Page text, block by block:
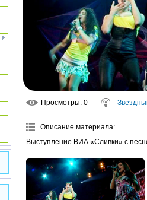
Просмотры: 0
Описание материала:
Выступление ВИА «Сливки» с